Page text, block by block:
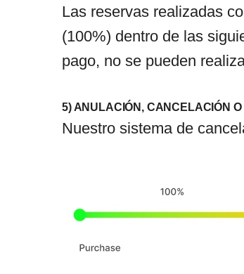
Las reservas realizadas
(100%) dentro de las
pago, no se pueden
5) ANULACIÓN, CANCELACIÓN
Nuestro sistema de